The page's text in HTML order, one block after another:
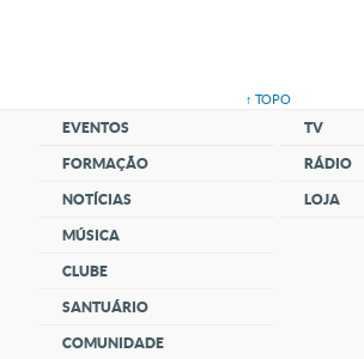
↑ TOPO
EVENTOS
FORMAÇÃO
NOTÍCIAS
MÚSICA
CLUBE
SANTUÁRIO
COMUNIDADE
TV
RÁDIO
LOJA